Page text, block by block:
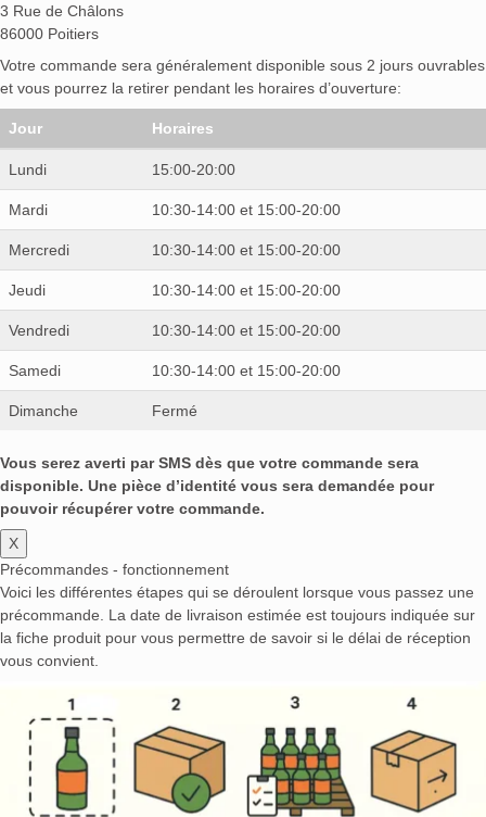
3 Rue de Châlons
86000 Poitiers
Votre commande sera généralement disponible sous 2 jours ouvrables
et vous pourrez la retirer pendant les horaires d’ouverture:
Jour Horaires
Lundi 15:00-20:00
Mardi 10:30-14:00 et 15:00-20:00
Mercredi 10:30-14:00 et 15:00-20:00
Jeudi 10:30-14:00 et 15:00-20:00
Vendredi 10:30-14:00 et 15:00-20:00
Samedi 10:30-14:00 et 15:00-20:00
Dimanche Fermé
Vous serez averti par SMS dès que votre commande sera
disponible. Une pièce d’identité vous sera demandée pour
pouvoir récupérer votre commande.
X
Précommandes - fonctionnement
Voici les différentes étapes qui se déroulent lorsque vous passez une
précommande. La date de livraison estimée est toujours indiquée sur
la fiche produit pour vous permettre de savoir si le délai de réception
vous convient.